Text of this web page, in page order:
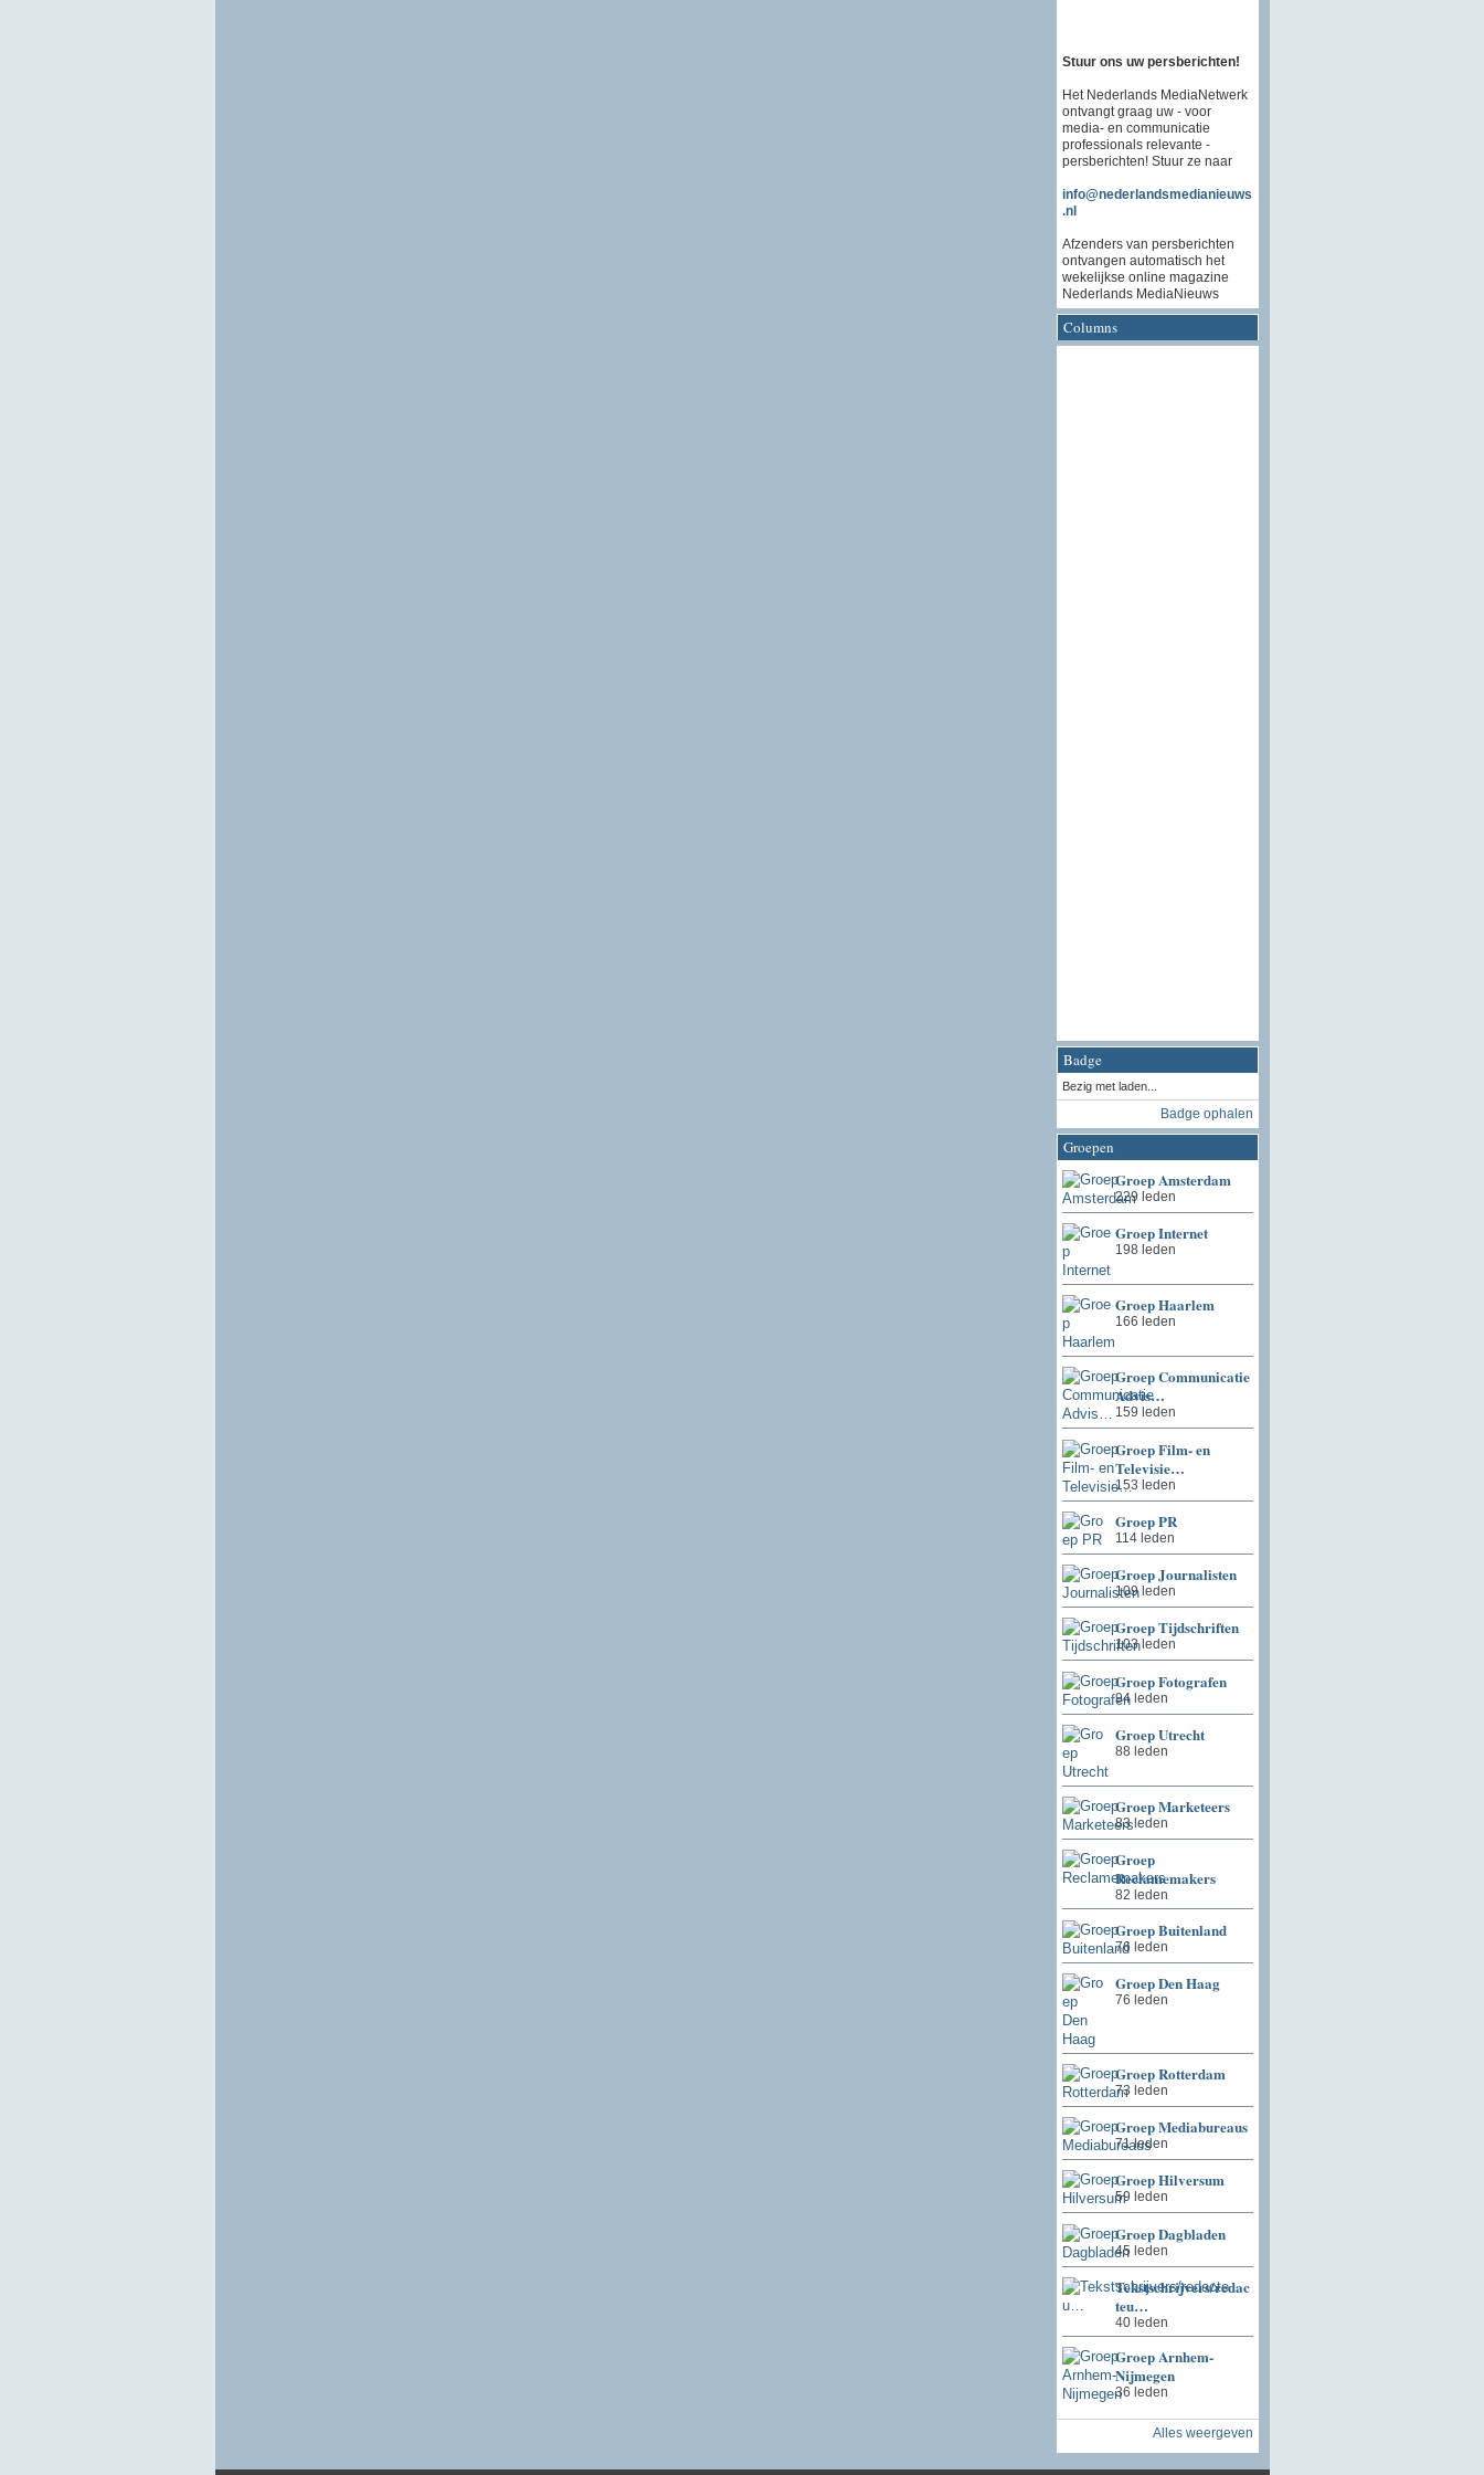
Stuur ons uw persberichten!
Het Nederlands MediaNetwerk
ontvangt graag uw - voor
media- en communicatie
professionals relevante -
persberichten! Stuur ze naar
info@nederlandsmedianieuws
.nl
Afzenders van persberichten
ontvangen automatisch het
wekelijkse online magazine
Nederlands MediaNieuws
Columns
Badge
Bezig met laden...
Badge ophalen
Groepen
Groep Amsterdam
229 leden
Groep Internet
198 leden
Groep Haarlem
166 leden
Groep Communicatie
Advis…
159 leden
Groep Film- en
Televisie…
153 leden
Groep PR
114 leden
Groep Journalisten
109 leden
Groep Tijdschriften
103 leden
Groep Fotografen
94 leden
Groep Utrecht
88 leden
Groep Marketeers
83 leden
Groep
Reclamemakers
82 leden
Groep Buitenland
76 leden
Groep Den Haag
76 leden
Groep Rotterdam
73 leden
Groep Mediabureaus
71 leden
Groep Hilversum
59 leden
Groep Dagbladen
45 leden
Tekstschrijvers/redac
teu…
40 leden
Groep Arnhem-
Nijmegen
36 leden
Alles weergeven